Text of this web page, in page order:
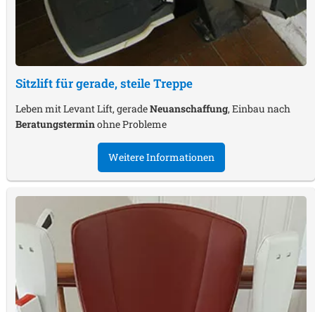
Sitzlift für gerade, steile Treppe
Leben mit Levant Lift, geradeNeuanschaffung, Einbau nach
Beratungsterminohne Probleme
Weitere Informationen